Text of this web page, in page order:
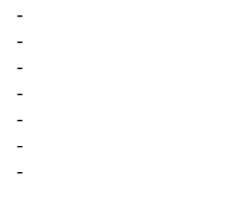
-
-
-
-
-
-
-